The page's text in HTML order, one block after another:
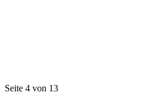
Seite 4 von 13